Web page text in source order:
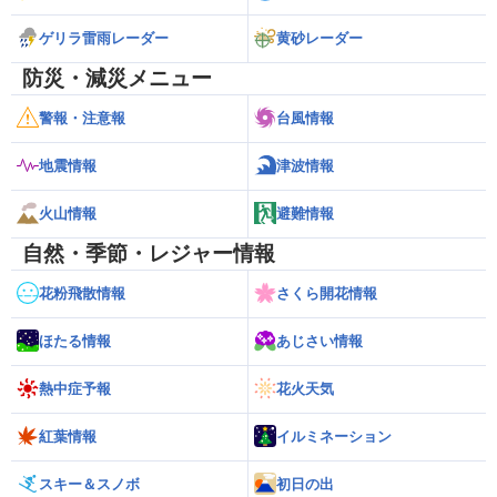
ゲリラ雷雨レーダー 黄砂レーダー
防災・減災メニュー
警報・注意報 台風情報
地震情報 津波情報
火山情報 避難情報
自然・季節・レジャー情報
花粉飛散情報 さくら開花情報
ほたる情報 あじさい情報
熱中症予報 花火天気
紅葉情報 イルミネーション
スキー＆スノボ 初日の出